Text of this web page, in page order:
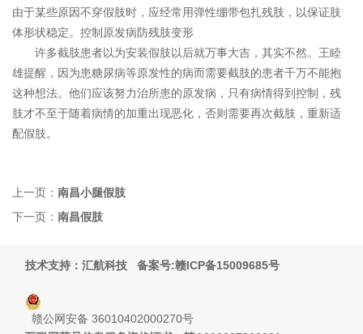
由于某些原因不穿假肢时，应经常用弹性绷带包扎残肢，以保证肢
体形状稳定。控制原发病防残肢变形
许多截肢患者以为安装假肢以后就万事大吉，其实不然。王睦
雄提醒，因为患糖尿病等原发性的病而需要截肢的患者千万不能抱
这种想法。他们应该努力治所患的原发病，只有病情得到控制，残
肢才不至于随着病情的加重出现恶化，否则需要再次截肢，重新适
配假肢。
上一页： 南昌小腿假肢
下一页： 南昌假肢
技术支持：汇航科技备案号:赣ICP备15009685号
赣公网安备 36010402000270号